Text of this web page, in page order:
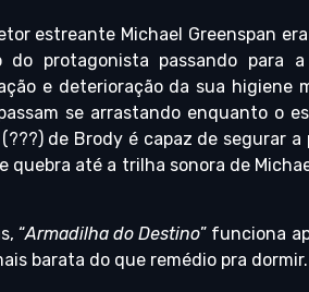
estreante Michael Greenspan
do protagonista passando
e deterioração da sua higiene
se arrastando enquanto o
de Brody é capaz de segurar
quebra até a trilha sonora de
“Armadilha do Destino” funciona
barata do que remédio pra dormir.